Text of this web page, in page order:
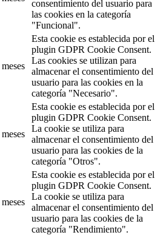
consentimiento del usuario para
las cookies en la categoría
"Funcional".
meses
Esta cookie es establecida por el
plugin GDPR Cookie Consent.
Las cookies se utilizan para
almacenar el consentimiento del
usuario para las cookies en la
categoría "Necesario".
meses
Esta cookie es establecida por el
plugin GDPR Cookie Consent.
La cookie se utiliza para
almacenar el consentimiento del
usuario para las cookies de la
categoría "Otros".
meses
Esta cookie es establecida por el
plugin GDPR Cookie Consent.
La cookie se utiliza para
almacenar el consentimiento del
usuario para las cookies de la
categoría "Rendimiento".